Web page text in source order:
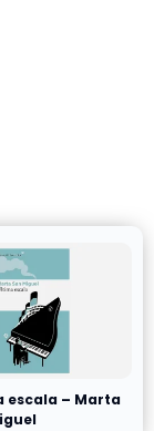
escala – Marta